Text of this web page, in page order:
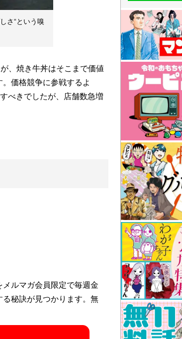
さ“という嗅
、焼き牛丼はそこまで価値
価格競争に参戦するよ
べきでしたが、店舗数急増
ルマガ会員限定で毎週金
秘訣が見つかります。無